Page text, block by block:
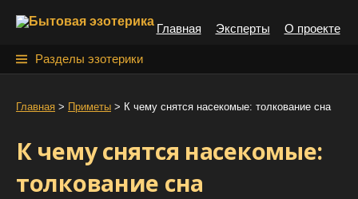
Главная Эксперты О проекте
Разделы эзотерики
й
и
Главная > Приметы > К чему снятся насекомые: толкование сна
К чему снятся насекомые:
толкование сна